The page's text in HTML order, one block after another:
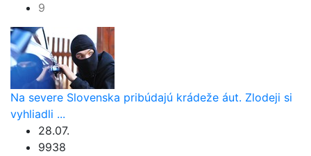
9
Na severe Slovenska pribúdajú krádeže áut. Zlodeji si
vyhliadli ...
28.07.
9938